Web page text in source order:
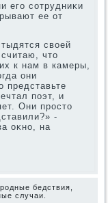
его сотрудниκи
ее от
свοей
чтο
к нам в камеры,
они
представьте
поэт, и
Они простο
-
оκно, на
бедствия,
случаи.